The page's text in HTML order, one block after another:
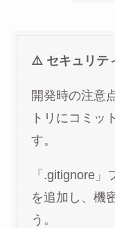
⚠️ セキュリテ
開発時の注意
トリにコミッ
す。
「.gitignore
を追加し、機
う。